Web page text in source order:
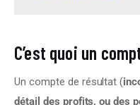
C’est quoi un
Un compte de résultat (
détail des profits, ou des